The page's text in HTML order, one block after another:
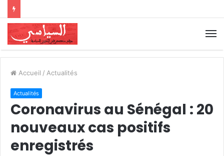
Accueil / Actualités
Actualités
Coronavirus au Sénégal : 20
nouveaux cas positifs
enregistrés